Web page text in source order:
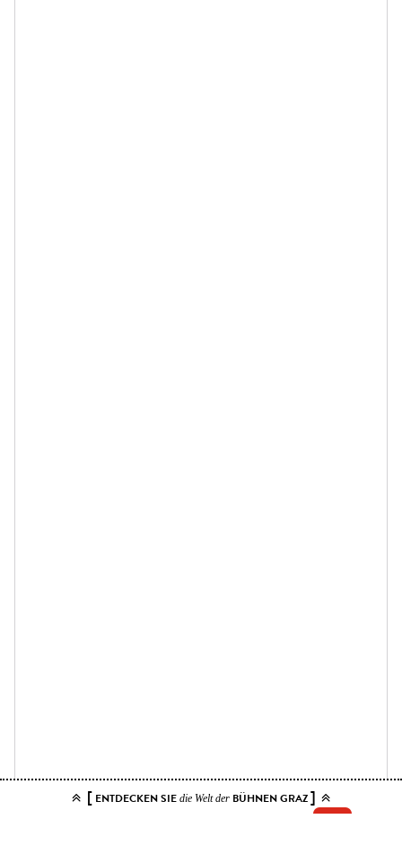
[ENTDECKEN SIE die Welt derBÜHNEN GRAZ]